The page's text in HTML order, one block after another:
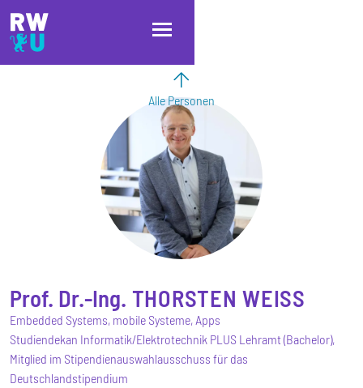
Direkt zum Inhalt
Direkt zur Hauptnavigation
Direkt zum Fußbereich
Alle Personen
Prof. Dr.-Ing. THORSTEN WEISS
Embedded Systems, mobile Systeme, Apps
Studiendekan Informatik/Elektrotechnik PLUS Lehramt (Bachelor),
Mitglied im Stipendienauswahlausschuss für das
Deutschlandstipendium